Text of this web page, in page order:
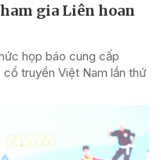
gia Liên hoan
họp báo cung cấp
truyền Việt Nam lần thứ